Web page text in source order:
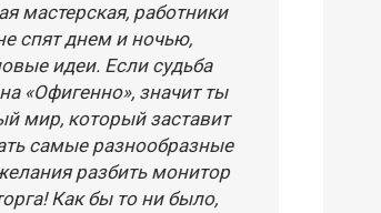
мастерская, работники
спят днем и ночью,
идеи. Если судьба
«Офигенно», значит ты
мир, который заставит
самые разнообразные
разбить монитор
Как бы то ни было,